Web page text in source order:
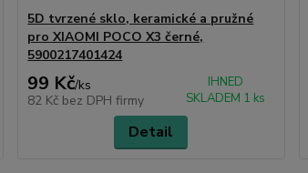
5D tvrzené sklo, keramické a pružné
pro XIAOMI POCO X3 černé,
5900217401424
99 Kč/ks
82 Kč bez DPH firmy
IHNED
SKLADEM 1 ks
Detail